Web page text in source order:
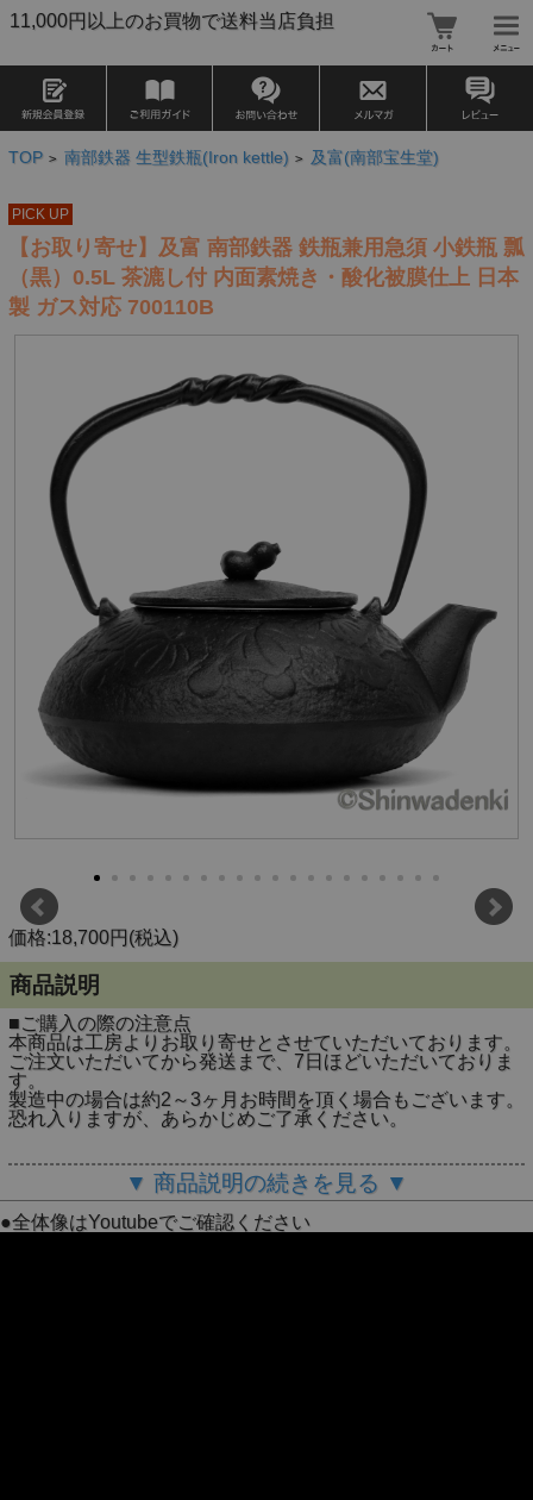
11,000円以上のお買物で送料当店負担
TOP > 南部鉄器 生型鉄瓶(Iron kettle) > 及富(南部宝生堂)
PICK UP
【お取り寄せ】及富 南部鉄器 鉄瓶兼用急須 小鉄瓶 瓢
（黒）0.5L 茶漉し付 内面素焼き・酸化被膜仕上 日本
製 ガス対応 700110B
価格:18,700円(税込)
商品説明
■ご購入の際の注意点
本商品は工房よりお取り寄せとさせていただいております。
ご注文いただいてから発送まで、7日ほどいただいておりま
す。
製造中の場合は約2～3ヶ月お時間を頂く場合もございます。
恐れ入りますが、あらかじめご了承ください。
鉄瓶に茶漉しを付けた鉄瓶兼用急須です。
直火にかけて湯沸しとして、茶漉しに茶葉を入れて急須とし
て、万能にご使用頂ける鉄瓶です。
▼ 商品説明の続きを見る ▼
●全体像はYoutubeでご確認ください